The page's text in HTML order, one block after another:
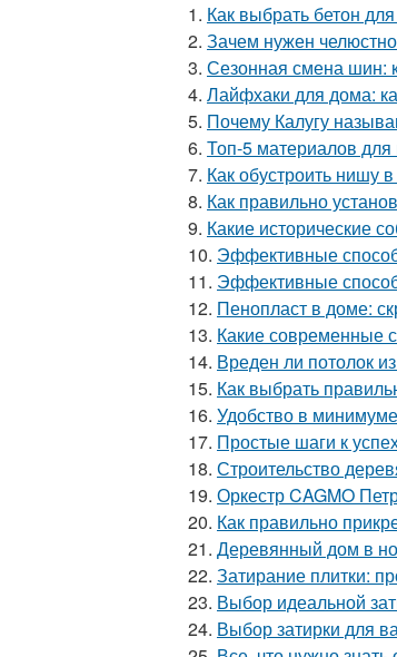
1. Как выбрать бетон
2. Зачем нужен
3. Сезонная смена шин:
4. Лайфхаки для дома:
5. Почему Калугу
6. Топ-5 материалов
7. Как обустроить нишу
8. Как правильно
9. Какие исторические
10. Эффективные
11. Эффективные
12. Пенопласт в доме:
13. Какие современные
14. Вреден ли потолок
15. Как выбрать
16. Удобство в
17. Простые шаги к
18. Строительство
19. Оркестр CAGMO
20. Как правильно
21. Деревянный дом в
22. Затирание плитки:
23. Выбор идеальной
24. Выбор затирки для